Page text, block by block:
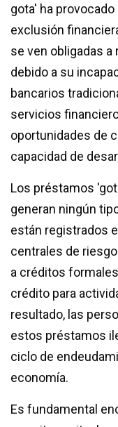
gota' ha
exclusión
se ven obligadas
debido a su
bancarios
servicios
oportunidades de
capacidad de
Los préstamos
generan ningún
están registrados
centrales de
a créditos
crédito para
resultado, las
estos préstamos
ciclo de
economía.
Es fundamental